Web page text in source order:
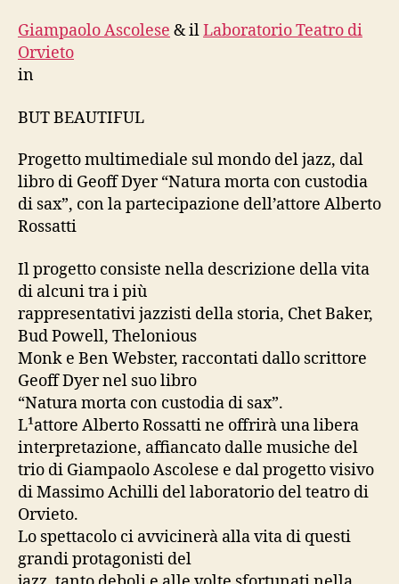
Giampaolo Ascolese & ilLaboratorio Teatro di
Orvieto
in
BUT BEAUTIFUL
Progetto multimediale sul mondo del jazz, dal
libro di Geoff Dyer “Natura morta con custodia
di sax”, con la partecipazione dell’attore Alberto
Rossatti
Il progetto consiste nella descrizione della vita
di alcuni tra i più
rappresentativi jazzisti della storia, Chet Baker,
Bud Powell, Thelonious
Monk e Ben Webster, raccontati dallo scrittore
Geoff Dyer nel suo libro
“Natura morta con custodia di sax”.
L¹attore Alberto Rossatti ne offrirà una libera
interpretazione, affiancato dalle musiche del
trio di Giampaolo Ascolese e dal progetto visivo
di Massimo Achilli del laboratorio del teatro di
Orvieto.
Lo spettacolo ci avvicinerà alla vita di questi
grandi protagonisti del